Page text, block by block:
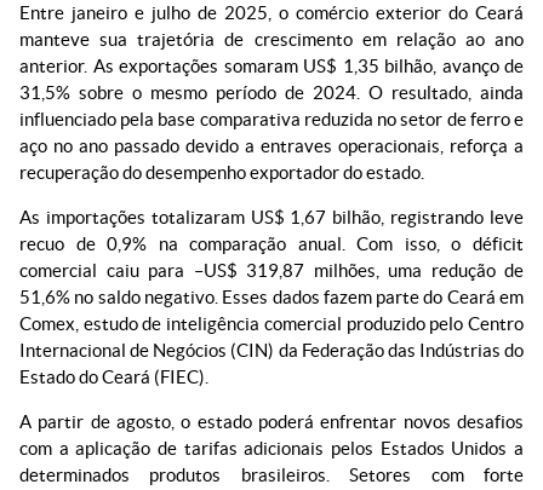
Entre janeiro e julho de 2025, o comércio exterior do Ceará
manteve sua trajetória de crescimento em relação ao ano
anterior. As exportações somaram US$ 1,35 bilhão, avanço de
31,5% sobre o mesmo período de 2024. O resultado, ainda
influenciado pela base comparativa reduzida no setor de ferro e
aço no ano passado devido a entraves operacionais, reforça a
recuperação do desempenho exportador do estado.
As importações totalizaram US$ 1,67 bilhão, registrando leve
recuo de 0,9% na comparação anual. Com isso, o déficit
comercial caiu para –US$ 319,87 milhões, uma redução de
51,6% no saldo negativo. Esses dados fazem parte do Ceará em
Comex, estudo de inteligência comercial produzido pelo Centro
Internacional de Negócios (CIN) da Federação das Indústrias do
Estado do Ceará (FIEC).
A partir de agosto, o estado poderá enfrentar novos desafios
com a aplicação de tarifas adicionais pelos Estados Unidos a
determinados produtos brasileiros. Setores com forte